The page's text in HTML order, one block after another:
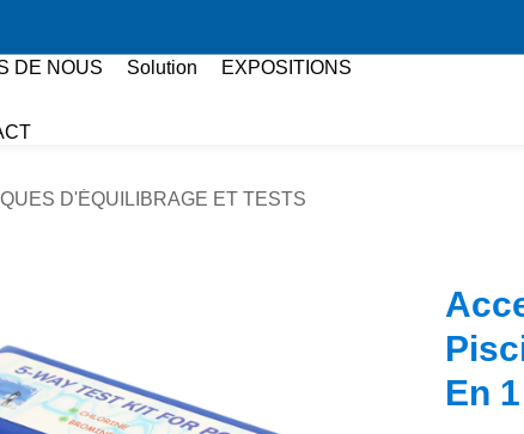
DE NOUS Solution EXPOSITIONS
D'ÉQUILIBRAGE ET TESTS
En